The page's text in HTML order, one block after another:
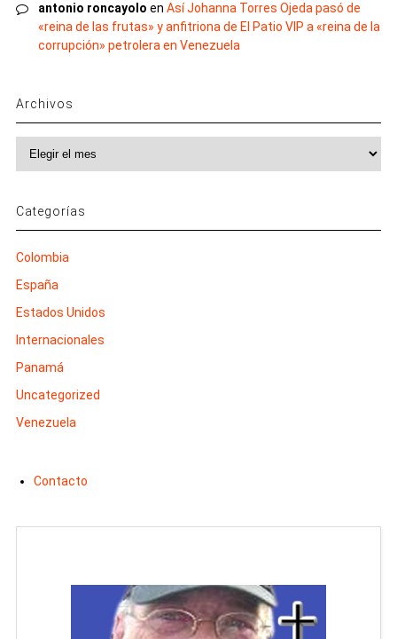
antonio roncayolo en Así Johanna Torres Ojeda pasó de
«reina de las frutas» y anfitriona de El Patio VIP a «reina de la
corrupción» petrolera en Venezuela
Archivos
Archivos
Categorías
Colombia
España
Estados Unidos
Internacionales
Panamá
Uncategorized
Venezuela
Contacto